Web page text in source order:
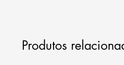
Produtos